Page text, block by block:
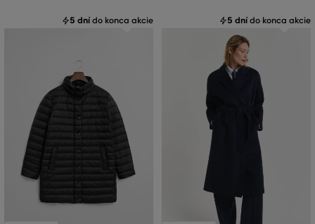
5 dní do konca akcie 5 dní do konca akcie